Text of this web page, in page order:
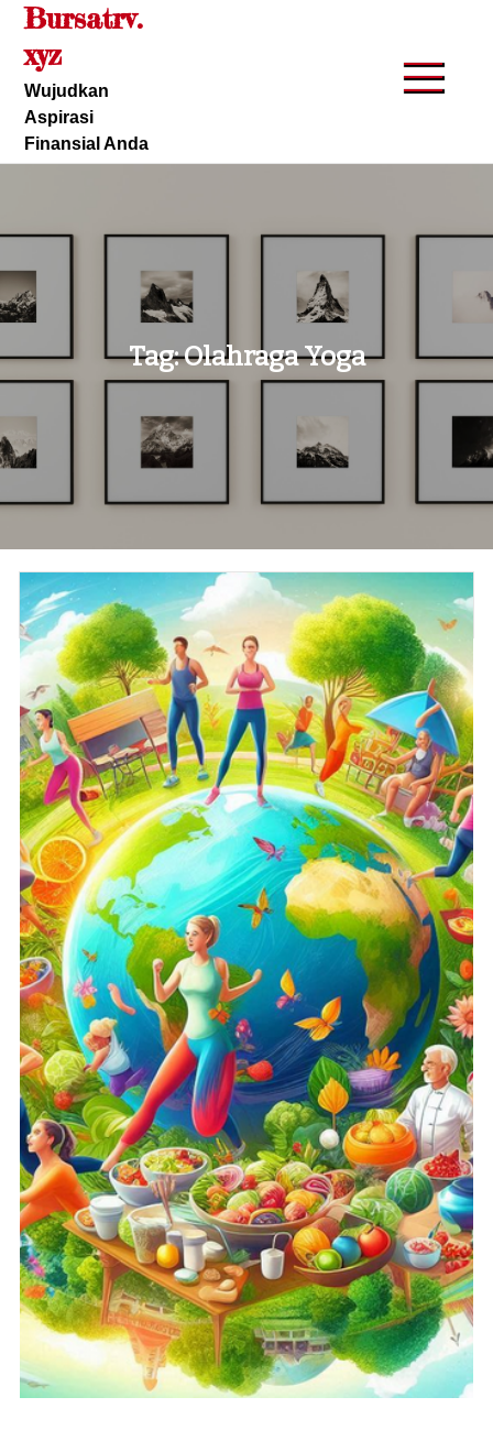
Skip
content
Bursatrv.
xyz
Wujudkan
Aspirasi
Finansial Anda
Tag:Olahraga Yoga